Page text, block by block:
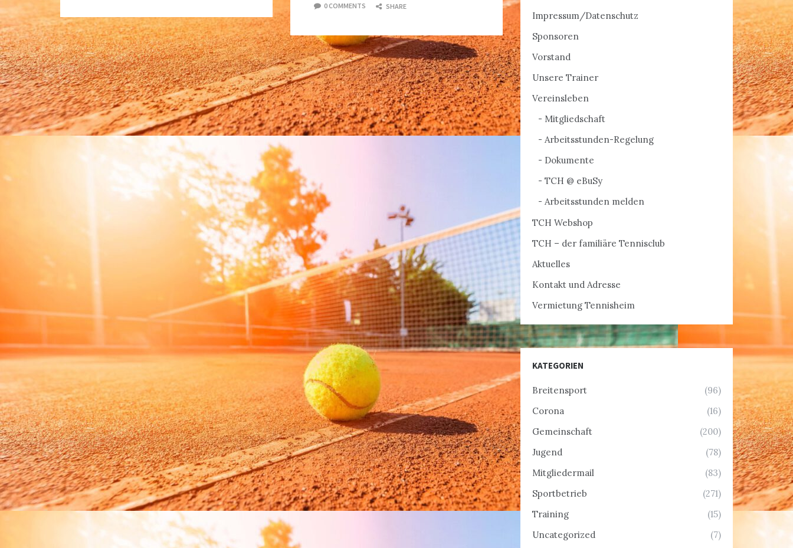
0 COMMENTS
SHARE
Impressum/Datenschutz
Sponsoren
Vorstand
Unsere Trainer
Vereinsleben
Mitgliedschaft
Arbeitsstunden-Regelung
Dokumente
TCH @ eBuSy
Arbeitsstunden melden
TCH Webshop
TCH – der familiäre Tennisclub
Aktuelles
Kontakt und Adresse
Vermietung Tennisheim
KATEGORIEN
Breitensport
(96)
Corona
(16)
Gemeinschaft
(200)
Jugend
(78)
Mitgliedermail
(83)
Sportbetrieb
(271)
Training
(15)
Uncategorized
(7)